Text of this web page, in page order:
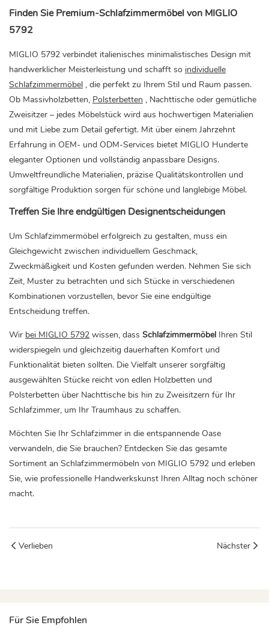
Finden Sie Premium-Schlafzimmermöbel von MIGLIO
5792
MIGLIO 5792 verbindet italienisches minimalistisches Design mit
handwerklicher Meisterleistung und schafft so individuelle
Schlafzimmermöbel , die perfekt zu Ihrem Stil und Raum passen.
Ob Massivholzbetten, Polsterbetten , Nachttische oder gemütliche
Zweisitzer – jedes Möbelstück wird aus hochwertigen Materialien
und mit Liebe zum Detail gefertigt. Mit über einem Jahrzehnt
Erfahrung in OEM- und ODM-Services bietet MIGLIO Hunderte
eleganter Optionen und vollständig anpassbare Designs.
Umweltfreundliche Materialien, präzise Qualitätskontrollen und
sorgfältige Produktion sorgen für schöne und langlebige Möbel.
Treffen Sie Ihre endgültigen Designentscheidungen
Um Schlafzimmermöbel erfolgreich zu gestalten, muss ein
Gleichgewicht zwischen individuellem Geschmack,
Zweckmäßigkeit und Kosten gefunden werden. Nehmen Sie sich
Zeit, Muster zu betrachten und sich Stücke in verschiedenen
Kombinationen vorzustellen, bevor Sie eine endgültige
Entscheidung treffen.
Wir bei MIGLIO 5792 wissen, dass Schlafzimmermöbel Ihren Stil
widerspiegeln und gleichzeitig dauerhaften Komfort und
Funktionalität bieten sollten. Die Vielfalt unserer sorgfältig
ausgewählten Stücke reicht von edlen Holzbetten und
Polsterbetten über Nachttische bis hin zu Zweisitzern für Ihr
Schlafzimmer, um Ihr Traumhaus zu schaffen.
Möchten Sie Ihr Schlafzimmer in die entspannende Oase
verwandeln, die Sie brauchen? Entdecken Sie das gesamte
Sortiment an Schlafzimmermöbeln von MIGLIO 5792 und erleben
Sie, wie professionelle Handwerkskunst Ihren Alltag noch schöner
macht.
Verlieben Nächster
Für Sie Empfohlen